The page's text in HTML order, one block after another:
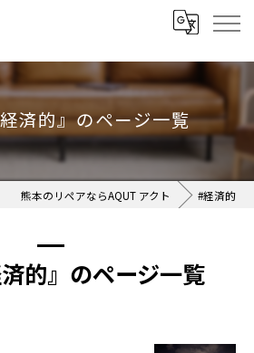
済的』のページ一覧
熊本のリペアならAQUT アクト #経済的
的』のページ一覧